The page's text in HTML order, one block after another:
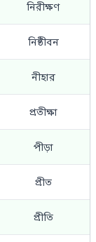
নিরীক্ষণ
নিষ্ঠীবন
নীহার
প্রতীক্ষা
পীড়া
প্রীত
প্রীতি